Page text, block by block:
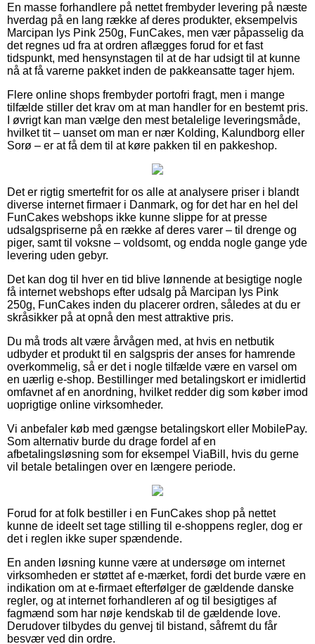
En masse forhandlere på nettet frembyder levering på næste
hverdag på en lang række af deres produkter, eksempelvis
Marcipan lys Pink 250g, FunCakes, men vær påpasselig da
det regnes ud fra at ordren aflægges forud for et fast
tidspunkt, med hensynstagen til at de har udsigt til at kunne
nå at få varerne pakket inden de pakkeansatte tager hjem.
Flere online shops frembyder portofri fragt, men i mange
tilfælde stiller det krav om at man handler for en bestemt pris.
I øvrigt kan man vælge den mest betalelige leveringsmåde,
hvilket tit – uanset om man er nær Kolding, Kalundborg eller
Sorø – er at få dem til at køre pakken til en pakkeshop.
Det er rigtig smertefrit for os alle at analysere priser i blandt
diverse internet firmaer i Danmark, og for det har en hel del
FunCakes webshops ikke kunne slippe for at presse
udsalgspriserne på en række af deres varer – til drenge og
piger, samt til voksne – voldsomt, og endda nogle gange yde
levering uden gebyr.
Det kan dog til hver en tid blive lønnende at besigtige nogle
få internet webshops efter udsalg på Marcipan lys Pink
250g, FunCakes inden du placerer ordren, således at du er
skråsikker på at opnå den mest attraktive pris.
Du må trods alt være årvågen med, at hvis en netbutik
udbyder et produkt til en salgspris der anses for hamrende
overkommelig, så er det i nogle tilfælde være en varsel om
en uærlig e-shop. Bestillinger med betalingskort er imidlertid
omfavnet af en anordning, hvilket redder dig som køber imod
uoprigtige online virksomheder.
Vi anbefaler køb med gængse betalingskort eller MobilePay.
Som alternativ burde du drage fordel af en
afbetalingsløsning som for eksempel ViaBill, hvis du gerne
vil betale betalingen over en længere periode.
Forud for at folk bestiller i en FunCakes shop på nettet
kunne de ideelt set tage stilling til e-shoppens regler, dog er
det i reglen ikke super spændende.
En anden løsning kunne være at undersøge om internet
virksomheden er støttet af e-mærket, fordi det burde være en
indikation om at e-firmaet efterfølger de gældende danske
regler, og at internet forhandleren af og til besigtiges af
fagmænd som har nøje kendskab til de gældende love.
Derudover tilbydes du genvej til bistand, såfremt du får
besvær ved din ordre.